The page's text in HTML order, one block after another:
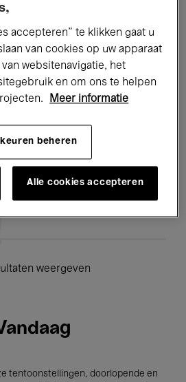
Lezingen & Debatten
Muziek Global Music
Kids’ Palace
weergeven
tentoonstellingen, doorlopende en
accepteren” te klikken gaat u
van cookies op uw apparaat
websitenavigatie, het
en om ons te helpen
Meer informatie
beheren
Alle cookies accepteren